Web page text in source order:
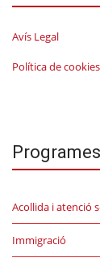
Avís Legal
Política de cookies
Acollida i atenció
Immigració